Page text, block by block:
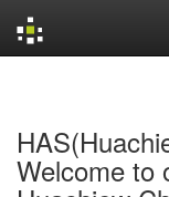
Welcome to